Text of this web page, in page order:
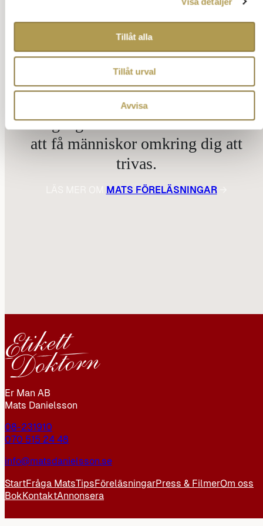
Tillåt alla
Tillåt urval
Avvisa
Framgångsrikt bemötande – konsten
att få människor omkring dig att
trivas.
MATS FÖRELÄSNINGAR→
Er Man AB
Mats Danielsson
08-231910
070 515 24 48
info@matsdanielsson.se
StartFråga MatsTipsFöreläsningarPress & FilmerOm oss
BokKontaktAnnonsera